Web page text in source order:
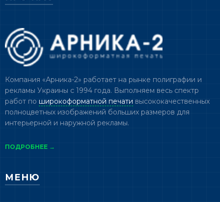
Компания «Арника-2» работает на рынке полиграфии и
рекламы Украины с 1994 года. Выполняем весь спектр
работ по широкоформатной печати высококачественных
полноцветных изображений больших размеров для
интерьерной и наружной рекламы.
ПОДРОБНЕЕ →
МЕНЮ